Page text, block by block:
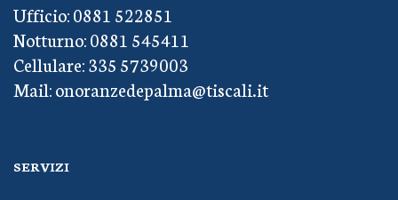
Ufficio: 0881 522851
Notturno: 0881 545411
Cellulare: 335 5739003
Mail: onoranzedepalma@tiscali.it
SERVIZI